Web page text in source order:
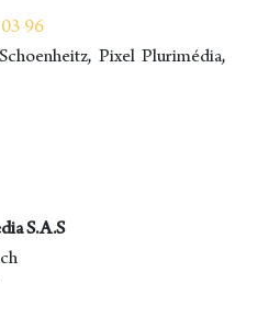
96
Pixel Plurimédia,
S.A.S